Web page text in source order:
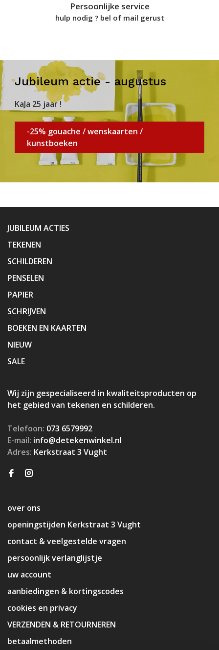
Persoonlijke service
hulp nodig ? bel of mail gerust
Jubileum actie - augustus
KaJa 25 jaar !
-25% gouache / wenskaarten /
kunstboeken
JUBILEUM ACTIES
TEKENEN
SCHILDEREN
PENSELEN
PAPIER
SCHRIJVEN
BOEKEN EN KAARTEN
NIEUW
SALE
Wij zijn gespecialiseerd in kwaliteitsproducten op
het gebied van tekenen en schilderen.
Telefoon: 073 6579992
E-mail: info@detekenwinkel.nl
Adres: Kerkstraat 3 Vught
over ons
openingstijden Kerkstraat 3 Vught
contact & veelgestelde vragen
persoonlijk verlanglijstje
uw account
aanbiedingen & kortingscodes
cookies en privacy
VERZENDEN & RETOURNEREN
betaalmethoden